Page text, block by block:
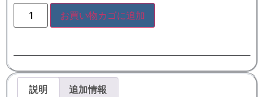
お買い物カゴに追加
説明 追加情報